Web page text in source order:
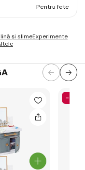
Pentru fete
și slimeExperimente
-36%